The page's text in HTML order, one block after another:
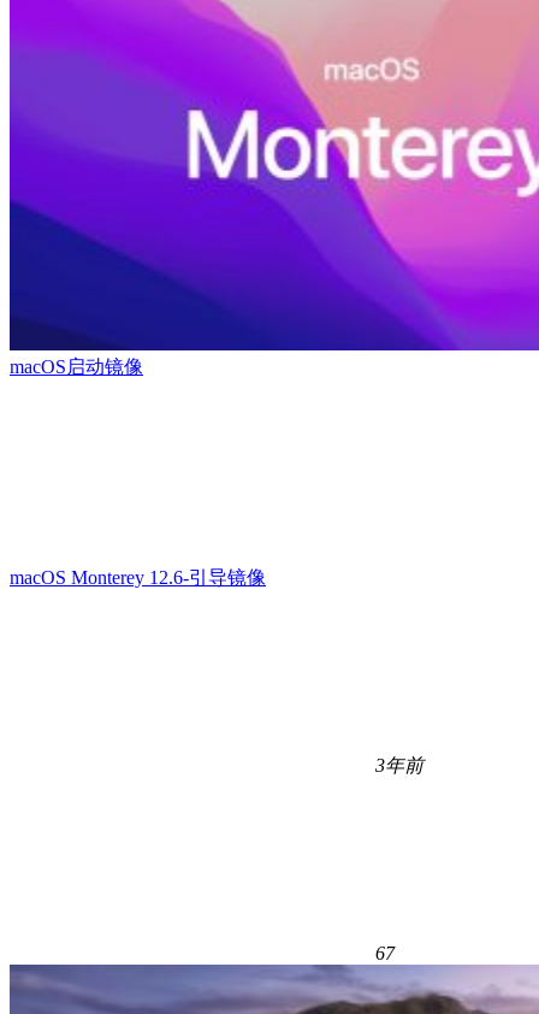
macOS启动镜像
macOS Monterey 12.6-引导镜像
3年前
67